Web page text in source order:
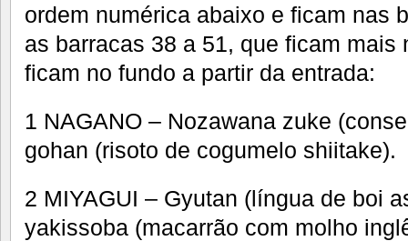
ordem numérica abaixo e ficam nas
as barracas 38 a 51, que ficam mais
ficam no fundo a partir da entrada:
1 NAGANO – Nozawana zuke
gohan (risoto de cogumelo shiitake).
2 MIYAGUI – Gyutan (língua de boi
yakissoba (macarrão com molho